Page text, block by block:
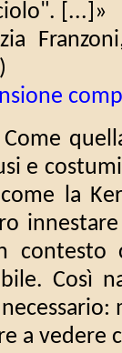
[...]»
e
la
contesto
Così
a vedere